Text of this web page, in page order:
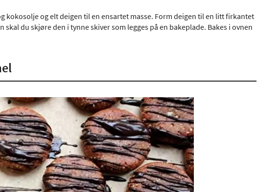
kokosolje og elt deigen til en ensartet masse. Form deigen til en litt firkantet
du skjøre den i tynne skiver som legges på en bakeplade. Bakes i ovnen